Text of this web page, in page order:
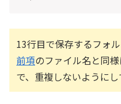
13行目で保存するフォ
前項のファイル名と同
で、重複しないようにし